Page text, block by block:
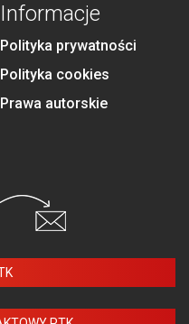
Informacje
Polityka prywatności
Polityka cookies
Prawa autorskie